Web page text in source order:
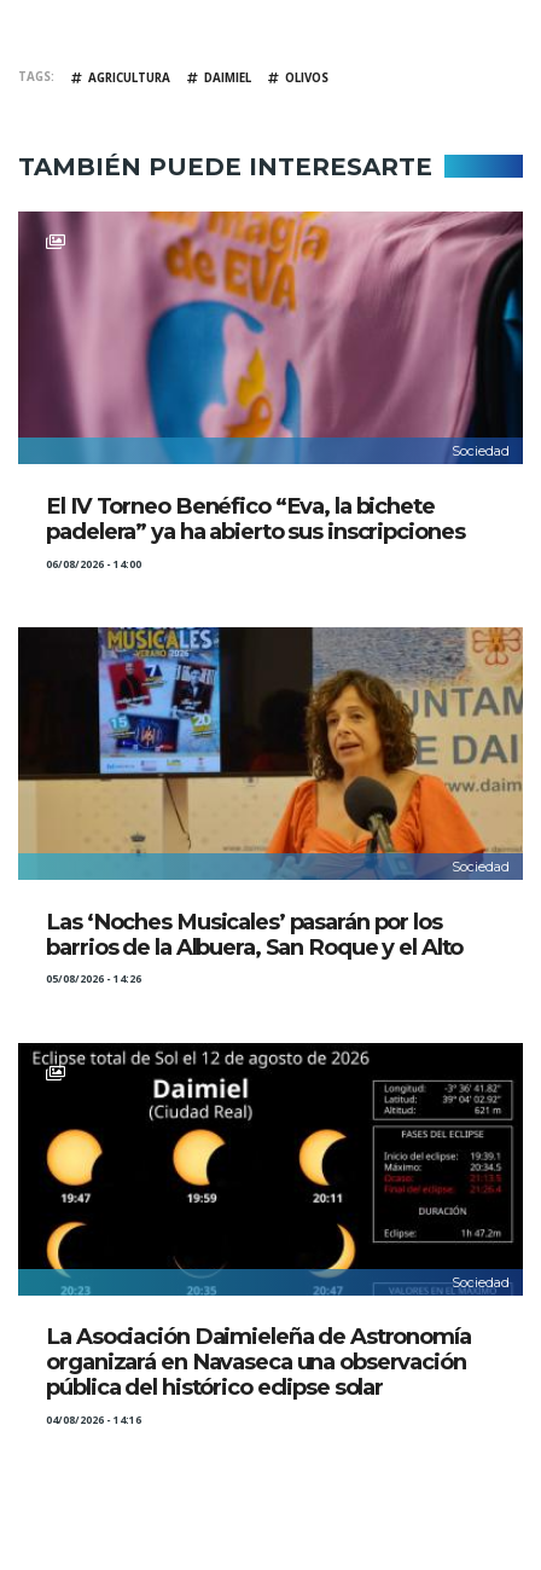
TAGS AGRICULTURA DAIMIEL OLIVOS
TAMBIÉN PUEDE INTERESARTE
Sociedad
El IV Torneo Benéfico “Eva, la bichete
padelera” ya ha abierto sus inscripciones
06/08/2026 - 14:00
Sociedad
Las ‘Noches Musicales’ pasarán por los
barrios de la Albuera, San Roque y el Alto
05/08/2026 - 14:26
Sociedad
La Asociación Daimieleña de Astronomía
organizará en Navaseca una observación
pública del histórico eclipse solar
04/08/2026 - 14:16